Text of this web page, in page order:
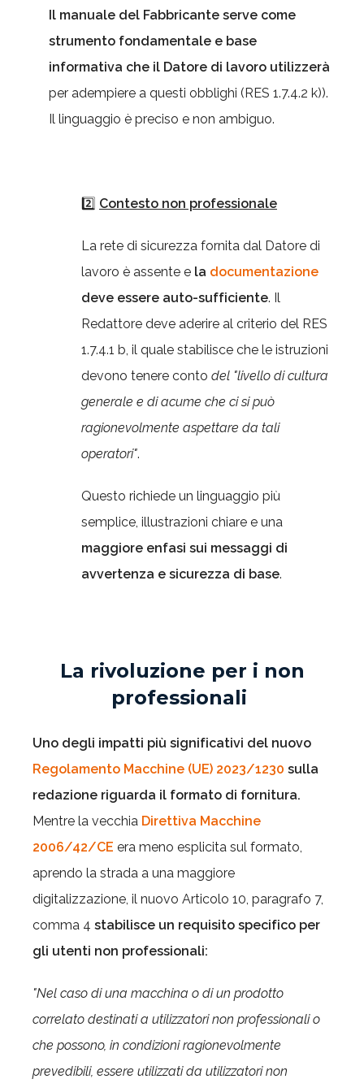
Il manuale del Fabbricante serve come
strumento fondamentale e base
informativa che il Datore di lavoro utilizzerà
per adempiere a questi obblighi (RES 1.7.4.2 k)).
Il linguaggio è preciso e non ambiguo.
2️⃣ Contesto non professionale
La rete di sicurezza fornita dal Datore di
lavoro è assente e la documentazione
deve essere auto-sufficiente. Il
Redattore deve aderire al criterio del RES
1.7.4.1 b, il quale stabilisce che le istruzioni
devono tenere conto del "livello di cultura
generale e di acume che ci si può
ragionevolmente aspettare da tali
operatori".
Questo richiede un linguaggio più
semplice, illustrazioni chiare e una
maggiore enfasi sui messaggi di
avvertenza e sicurezza di base.
La rivoluzione per i non
professionali
Uno degli impatti più significativi del nuovo
Regolamento Macchine (UE) 2023/1230 sulla
redazione riguarda il formato di fornitura.
Mentre la vecchia Direttiva Macchine
2006/42/CE era meno esplicita sul formato,
aprendo la strada a una maggiore
digitalizzazione, il nuovo Articolo 10, paragrafo 7,
comma 4 stabilisce un requisito specifico per
gli utenti non professionali:
"Nel caso di una macchina o di un prodotto
correlato destinati a utilizzatori non professionali o
che possono, in condizioni ragionevolmente
prevedibili, essere utilizzati da utilizzatori non